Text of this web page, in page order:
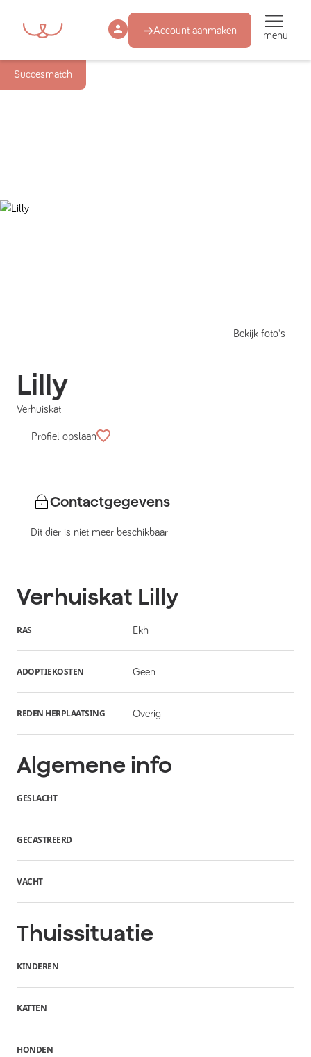
Account aanmaken menu
Succesmatch
Bekijk foto's
Lilly
Verhuiskat
Profiel opslaan
Contactgegevens
Dit dier is niet meer beschikbaar
Verhuiskat Lilly
RAS Ekh
ADOPTIEKOSTEN Geen
REDEN HERPLAATSING Overig
Algemene info
GESLACHT
GECASTREERD
VACHT
Thuissituatie
KINDEREN
KATTEN
HONDEN